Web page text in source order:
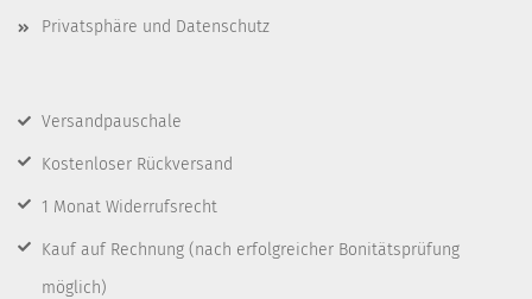
Privatsphäre und Datenschutz
Versandpauschale
Kostenloser Rückversand
1 Monat Widerrufsrecht
Kauf auf Rechnung (nach erfolgreicher Bonitätsprüfung
möglich)